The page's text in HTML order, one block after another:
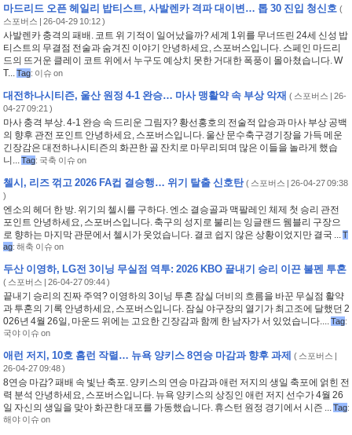
마드리드 오픈 헤일리 밥티스트, 사발렌카 격파 대이변… 톱 30 진입 청신호 (
스포버스 | 26-04-29 10:12 )
사발렌카 충격의 패배. 코트 위 기적이 일어났을까? 세계 1위를 무너뜨린 24세 신성 밥
티스트의 무결점 전술과 숨겨진 이야기 안녕하세요, 스포버스입니다. 스페인 마드리
드의 뜨거운 클레이 코트 위에서 누구도 예상치 못한 거대한 폭풍이 몰아쳤습니다. W
T...Tag: 이슈 on
대전하나시티즌, 울산 원정 4-1 완승… 마사 맹활약 속 부상 악재 ( 스포버스 | 26-
04-27 09:21 )
마사 충격 부상. 4-1 완승 속 드리운 그림자? 황선홍호의 전술적 압승과 마사 부상 공백
의 향후 관전 포인트 안녕하세요, 스포버스입니다. 울산 문수축구경기장을 가득 메운
긴장감은 대전하나시티즌의 화끈한 골 잔치로 마무리되며 많은 이들을 놀라게 했습
니...Tag: 국축 이슈 on
첼시, 리즈 꺾고 2026 FA컵 결승행… 위기 탈출 신호탄 ( 스포버스 | 26-04-27 09:38
)
엔소의 헤더 한 방. 위기의 첼시를 구하다. 엔소 결승골과 맥팔레인 체제 첫 승리 관전
포인트 안녕하세요, 스포버스입니다. 축구의 성지로 불리는 잉글랜드 웸블리 구장으
로 향하는 마지막 관문에서 첼시가 웃었습니다. 결코 쉽지 않은 상황이었지만 결국 ...T
ag: 해축 이슈 on
두산 이영하, LG전 3이닝 무실점 역투: 2026 KBO 끝내기 승리 이끈 불펜 투혼
( 스포버스 | 26-04-27 09:44 )
끝내기 승리의 진짜 주역? 이영하의 3이닝 투혼 잠실 더비의 흐름을 바꾼 무실점 활약
과 투혼의 기록 안녕하세요, 스포버스입니다. 잠실 야구장의 열기가 최고조에 달했던 2
026년 4월 26일, 마운드 위에는 고요한 긴장감과 함께 한 남자가 서 있었습니다....Tag:
국야 이슈 on
애런 저지, 10호 홈런 작렬… 뉴욕 양키스 8연승 마감과 향후 과제 ( 스포버스 |
26-04-27 09:48 )
8연승 마감? 패배 속 빛난 축포. 양키스의 연승 마감과 애런 저지의 생일 축포에 얽힌 전
력 분석 안녕하세요, 스포버스입니다. 뉴욕 양키스의 상징인 애런 저지 선수가 4월 26
일 자신의 생일을 맞아 화끈한 대포를 가동했습니다. 휴스턴 원정 경기에서 시즌 ...Tag:
해야 이슈 on